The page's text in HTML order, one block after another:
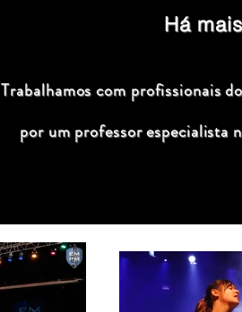
Há
Trabalhamos com profissionais
por um professor especialista